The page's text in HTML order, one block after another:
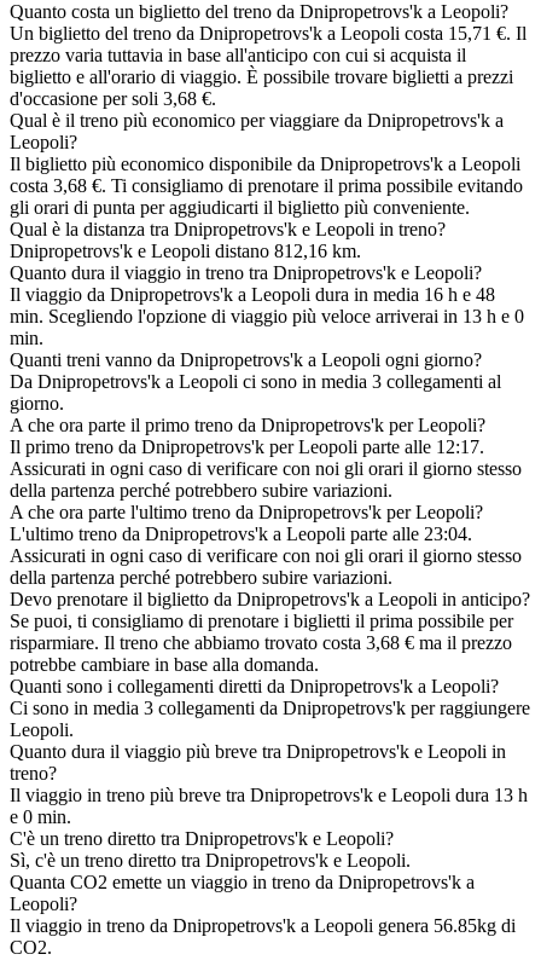
Quanto costa un biglietto del treno da Dnipropetrovs'k a Leopoli?
Un biglietto del treno da Dnipropetrovs'k a Leopoli costa 15,71 €. Il
prezzo varia tuttavia in base all'anticipo con cui si acquista il
biglietto e all'orario di viaggio. È possibile trovare biglietti a prezzi
d'occasione per soli 3,68 €.
Qual è il treno più economico per viaggiare da Dnipropetrovs'k a
Leopoli?
Il biglietto più economico disponibile da Dnipropetrovs'k a Leopoli
costa 3,68 €. Ti consigliamo di prenotare il prima possibile evitando
gli orari di punta per aggiudicarti il biglietto più conveniente.
Qual è la distanza tra Dnipropetrovs'k e Leopoli in treno?
Dnipropetrovs'k e Leopoli distano 812,16 km.
Quanto dura il viaggio in treno tra Dnipropetrovs'k e Leopoli?
Il viaggio da Dnipropetrovs'k a Leopoli dura in media 16 h e 48
min. Scegliendo l'opzione di viaggio più veloce arriverai in 13 h e 0
min.
Quanti treni vanno da Dnipropetrovs'k a Leopoli ogni giorno?
Da Dnipropetrovs'k a Leopoli ci sono in media 3 collegamenti al
giorno.
A che ora parte il primo treno da Dnipropetrovs'k per Leopoli?
Il primo treno da Dnipropetrovs'k per Leopoli parte alle 12:17.
Assicurati in ogni caso di verificare con noi gli orari il giorno stesso
della partenza perché potrebbero subire variazioni.
A che ora parte l'ultimo treno da Dnipropetrovs'k per Leopoli?
L'ultimo treno da Dnipropetrovs'k a Leopoli parte alle 23:04.
Assicurati in ogni caso di verificare con noi gli orari il giorno stesso
della partenza perché potrebbero subire variazioni.
Devo prenotare il biglietto da Dnipropetrovs'k a Leopoli in anticipo?
Se puoi, ti consigliamo di prenotare i biglietti il prima possibile per
risparmiare. Il treno che abbiamo trovato costa 3,68 € ma il prezzo
potrebbe cambiare in base alla domanda.
Quanti sono i collegamenti diretti da Dnipropetrovs'k a Leopoli?
Ci sono in media 3 collegamenti da Dnipropetrovs'k per raggiungere
Leopoli.
Quanto dura il viaggio più breve tra Dnipropetrovs'k e Leopoli in
treno?
Il viaggio in treno più breve tra Dnipropetrovs'k e Leopoli dura 13 h
e 0 min.
C'è un treno diretto tra Dnipropetrovs'k e Leopoli?
Sì, c'è un treno diretto tra Dnipropetrovs'k e Leopoli.
Quanta CO2 emette un viaggio in treno da Dnipropetrovs'k a
Leopoli?
Il viaggio in treno da Dnipropetrovs'k a Leopoli genera 56.85kg di
CO2.